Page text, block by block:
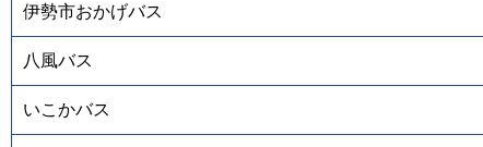
伊勢市おかげバス
八風バス
いこかバス